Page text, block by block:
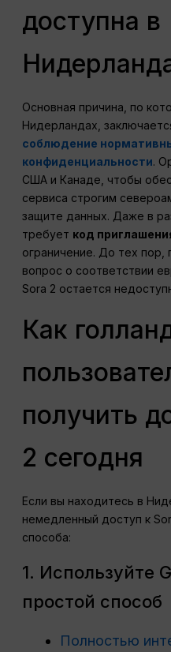
доступна в
Основная причина, по
Нидерландах,
соблюдение
конфиденциальности.
США и Канаде, чтобы
сервиса строгим
защите данных. Даже в
требует код
ограничение. До тех пор,
вопрос о соответствии
Sora 2 остается
Как
получить
2 сегодня
Если вы находитесь в
немедленный доступ к
способа:
1. Используйте
простой способ
Полностью